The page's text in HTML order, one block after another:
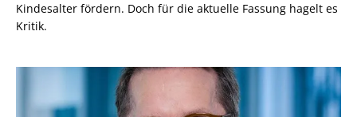
Kindesalter fördern. Doch für die aktuelle Fassung hagelt es
Kritik.